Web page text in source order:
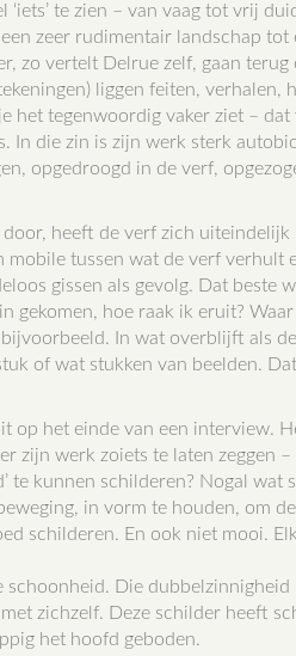
‘iets’ te zien – van vaag tot vrij
zeer rudimentair landschap
zo vertelt Delrue zelf, gaan terug
liggen feiten, verhalen,
het tegenwoordig vaker ziet –
In die zin is zijn werk sterk
opgedroogd in de verf,
heeft de verf zich
tussen wat de verf verhult
gissen als gevolg. Dat beste
hoe raak ik eruit?
In wat overblijft als
of wat stukken van beelden.
op het einde van een interview.
zijn werk zoiets te laten zeggen
te kunnen schilderen? Nogal wat
in vorm te houden, om
schilderen. En ook niet mooi.
Die
zichzelf. Deze schilder heeft
het hoofd geboden.